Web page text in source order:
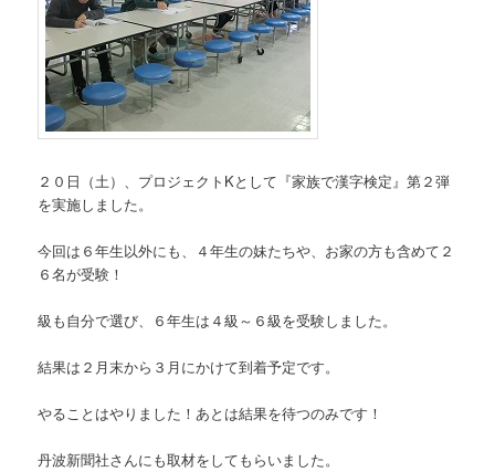
２０日（土）、プロジェクトKとして『家族で漢字検定』第２弾
を実施しました。
今回は６年生以外にも、４年生の妹たちや、お家の方も含めて２
６名が受験！
級も自分で選び、６年生は４級～６級を受験しました。
結果は２月末から３月にかけて到着予定です。
やることはやりました！あとは結果を待つのみです！
丹波新聞社さんにも取材をしてもらいました。